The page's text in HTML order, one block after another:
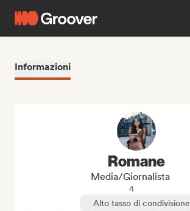
Informazioni
Romane
Media/Giornalista
4
Alto tasso di condivisione